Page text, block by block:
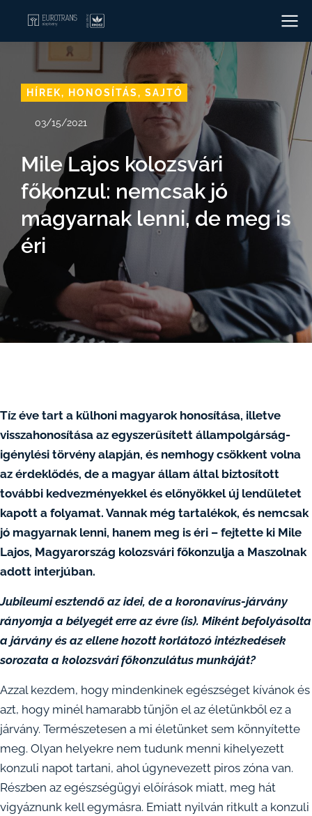
HÍREK, HONOSÍTÁS, SAJTÓ
03/15/2021
Mile Lajos kolozsvári
főkonzul: nemcsak jó
magyarnak lenni, de meg is
éri
Tíz éve tart a külhoni magyarok honosítása, illetve
visszahonosítása az egyszerűsített állampolgárság-
igénylési törvény alapján, és nemhogy csökkent volna
az érdeklődés, de a magyar állam által biztosított
további kedvezményekkel és előnyökkel új lendületet
kapott a folyamat. Vannak még tartalékok, és nemcsak
jó magyarnak lenni, hanem meg is éri – fejtette ki Mile
Lajos, Magyarország kolozsvári főkonzulja a Maszolnak
adott interjúban.
Jubileumi esztendő az idei, de a koronavírus-járvány
rányomja a bélyegét erre az évre (is). Miként befolyásolta
a járvány és az ellene hozott korlátozó intézkedések
sorozata a kolozsvári főkonzulátus munkáját?
Azzal kezdem, hogy mindenkinek egészséget kívánok és
azt, hogy minél hamarabb tűnjön el az életünkből ez a
járvány. Természetesen a mi életünket sem könnyítette
meg. Olyan helyekre nem tudunk menni kihelyezett
konzuli napot tartani, ahol úgynevezett piros zóna van.
Részben az egészségügyi előírások miatt, meg hát
vigyáznunk kell egymásra. Emiatt nyilván ritkult a konzuli